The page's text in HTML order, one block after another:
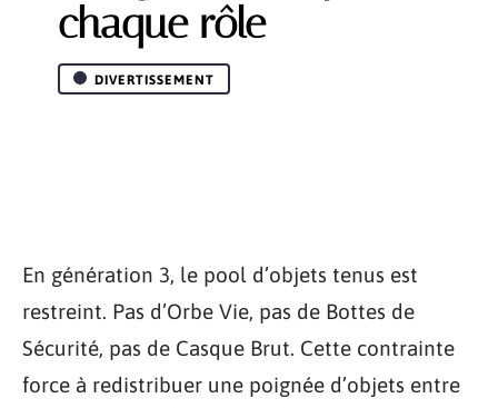
chaque rôle
DIVERTISSEMENT
En génération 3, le pool d’objets tenus est
restreint. Pas d’Orbe Vie, pas de Bottes de
Sécurité, pas de Casque Brut. Cette contrainte
force à redistribuer une poignée d’objets entre